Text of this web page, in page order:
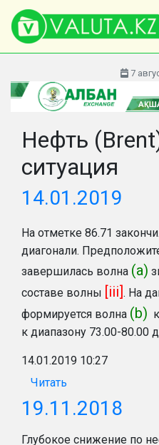
7
Нефть
ситуация
14.01.2019
На отметке 86.71
диагонали.
завершилась волна (а)
составе волны [iii]. На
формируется волна (b)
к диапазону 73.00-80.00
14.01.2019 10:27
Читать
19.11.2018
Глубокое снижение по